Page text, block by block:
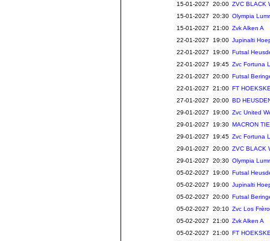
15-01-2027 20:00 ZVC BLACK
15-01-2027 20:30 Olympia
15-01-2027 21:00 Zvk Alken A
22-01-2027 19:00 Jupinalti
22-01-2027 19:00 Futsal
22-01-2027 19:45 Zvc Fortuna
22-01-2027 20:00 Futsal
22-01-2027 21:00 FT
27-01-2027 20:00 BD
29-01-2027 19:00 Zvc United
29-01-2027 19:30 MACRON
29-01-2027 19:45 Zvc Fortuna
29-01-2027 20:00 ZVC BLACK
29-01-2027 20:30 Olympia
05-02-2027 19:00 Futsal
05-02-2027 19:00 Jupinalti
05-02-2027 20:00 Futsal
05-02-2027 20:10 Zvc Los
05-02-2027 21:00 Zvk Alken A
05-02-2027 21:00 FT